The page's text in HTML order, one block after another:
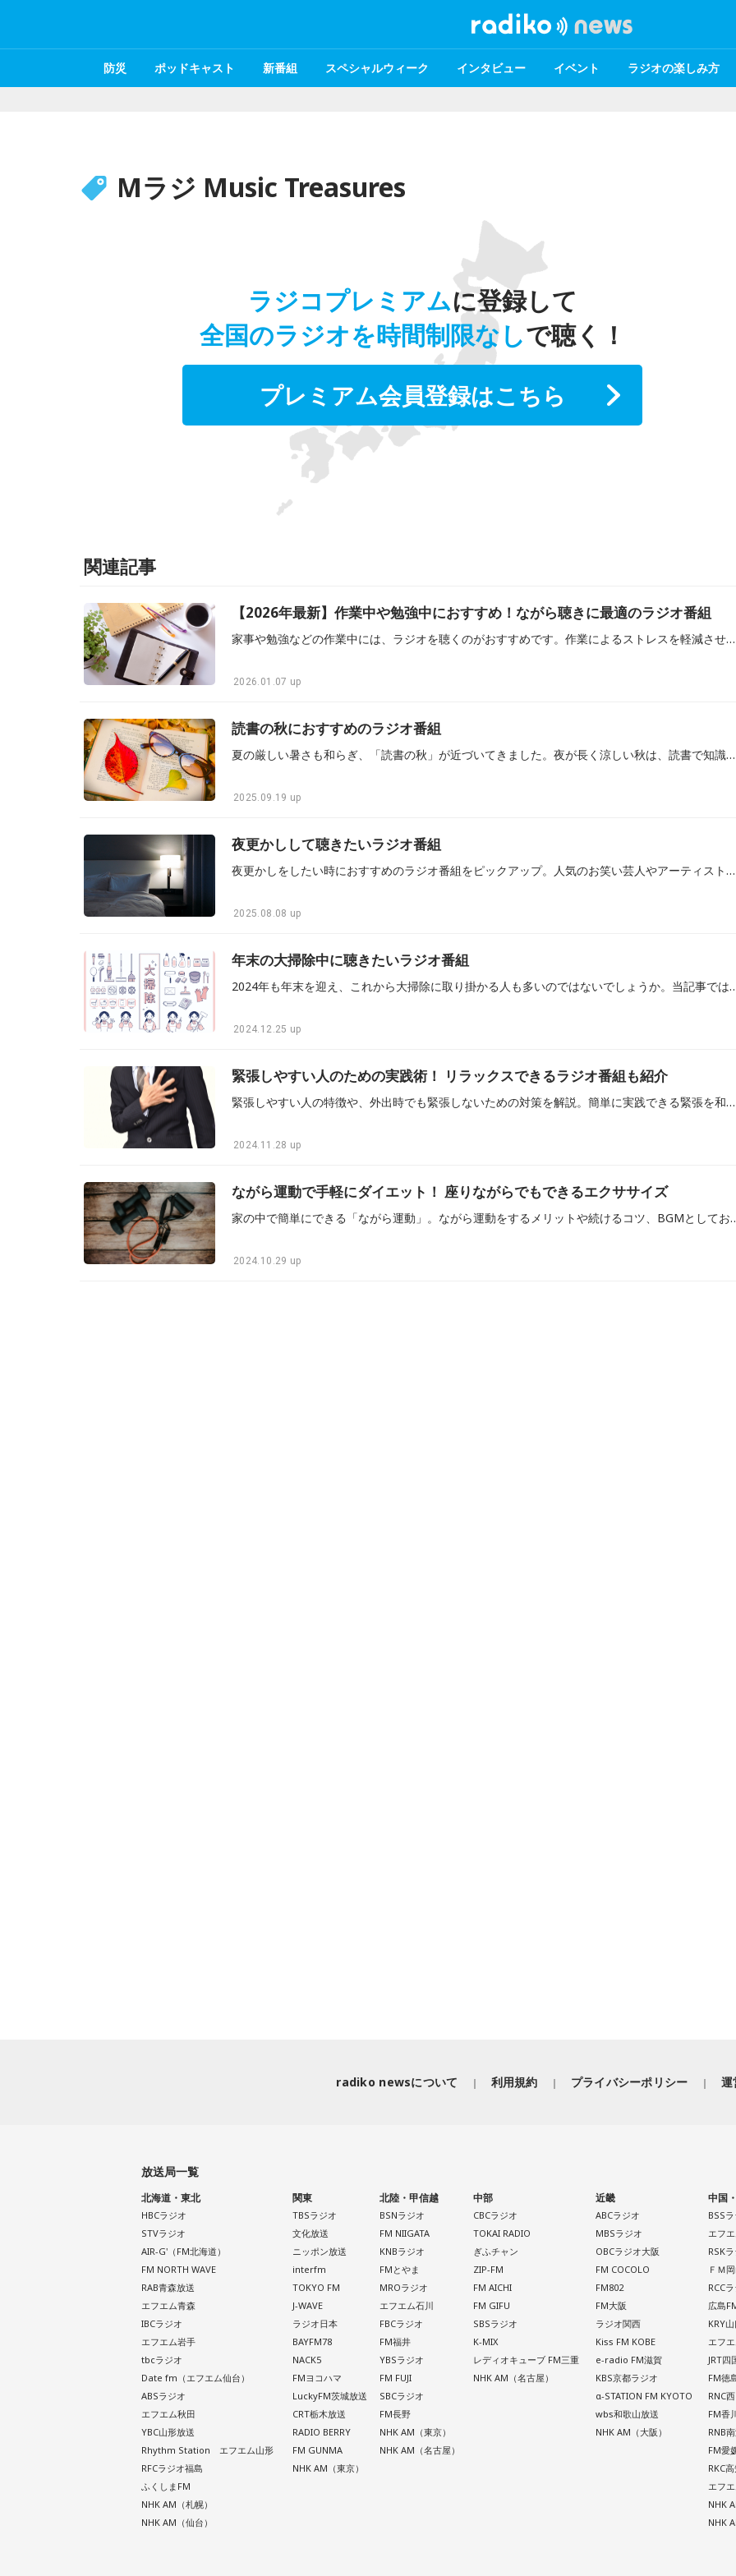
防災 ポッドキャスト 新番組 スペシャルウィーク インタビュー イベント ラジオの楽しみ方
Mラジ Music Treasures
ラジコプレミアムに登録して
全国のラジオを時間制限なしで聴く！
プレミアム会員登録はこちら
関連記事
【2026年最新】作業中や勉強中におすすめ！ながら聴きに最適のラジオ番組
家事や勉強などの作業中には、ラジオを聴くのがおすすめです。作業によるストレスを軽減させたり、リラックスした気持ちで勉強に取り組めたりなど、効率アップを図ることもできます。当記事では、作業中や勉強中のBGMにおすすめのラジオ番組をピックアップしてご紹介します。
2026.01.07 up
読書の秋におすすめのラジオ番組
夏の厳しい暑さも和らぎ、「読書の秋」が近づいてきました。夜が長く涼しい秋は、読書で知識や感性を深めるのに適しています。当記事では「読書の秋」にちなんで、読書中のBGMにおすすめのラジオ番組や朗読が楽しめるラジオ番組をご紹介します。
2025.09.19 up
夜更かしして聴きたいラジオ番組
夜更かしをしたい時におすすめのラジオ番組をピックアップ。人気のお笑い芸人やアーティストたちによるエピソードトークやネタコーナー、今話題の音楽などを楽しみながら素敵な夜を過ごしましょう。
2025.08.08 up
年末の大掃除中に聴きたいラジオ番組
2024年も年末を迎え、これから大掃除に取り掛かる人も多いのではないでしょうか。当記事では、年末の大掃除中に聴きたい番組をピックア
2024.12.25 up
緊張しやすい人のための実践術！ リラックスできるラジオ番組も紹介
緊張しやすい人の特徴や、外出時でも緊張しないための対策を解説。簡単に実践できる緊張を和らげる方法や、リラックスできるラジオ番組も紹介します。
2024.11.28 up
ながら運動で手軽にダイエット！ 座りながらでもできるエクササイズ
家の中で簡単にできる「ながら運動」。ながら運動を
2024.10.29 up
radiko newsについて 利用規約 プライバシーポリシー 運
放送局一覧
北海道・東北
HBCラジオ
STVラジオ
AIR-G'（FM北海道）
FM NORTH WAVE
RAB青森放送
エフエム青森
IBCラジオ
エフエム岩手
tbcラジオ
Date fm（エフエム仙台）
ABSラジオ
エフエム秋田
YBC山形放送
Rhythm Station エフエム山形
RFCラジオ福島
ふくしまFM
NHK AM（札幌）
NHK AM（仙台）
関東
TBSラジオ
文化放送
ニッポン放送
interfm
TOKYO FM
J-WAVE
ラジオ日本
BAYFM78
NACK5
FMヨコハマ
LuckyFM茨城放送
CRT栃木放送
RADIO BERRY
FM GUNMA
NHK AM（東京）
北陸・甲信越
BSNラジオ
FM NIIGATA
KNBラジオ
FMとやま
MROラジオ
エフエム石川
FBCラジオ
FM福井
YBSラジオ
FM FUJI
SBCラジオ
FM長野
NHK AM（東京）
NHK AM（名古屋）
中部
CBCラジオ
TOKAI RADIO
ぎふチャン
ZIP-FM
FM AICHI
FM GIFU
SBSラジオ
K-MIX
レディオキューブ FM三重
NHK AM（名古屋）
近畿
ABCラジオ
MBSラジオ
OBCラジオ大阪
FM COCOLO
FM802
FM大阪
ラジオ関西
Kiss FM KOBE
e-radio FM滋賀
KBS京都ラジオ
α-STATION FM KYOTO
wbs和歌山放送
NHK AM（大阪）
中国
BSS
エフ
RSK
ＦＭ
RCC
広島
KRY
エフ
JRT四
FM徳
RNC
FM香
RNB
FM愛
RKC
エフ
NHK
NHK